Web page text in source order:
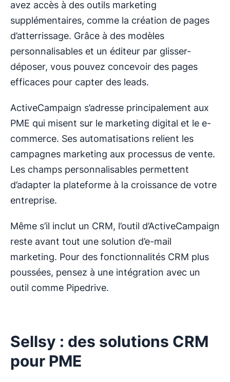
avez accès à des outils marketing
supplémentaires, comme la création de pages
d’atterrissage. Grâce à des modèles
personnalisables et un éditeur par glisser-
déposer, vous pouvez concevoir des pages
efficaces pour capter des leads.
ActiveCampaign s’adresse principalement aux
PME qui misent sur le marketing digital et le e-
commerce. Ses automatisations relient les
campagnes marketing aux processus de vente.
Les champs personnalisables permettent
d’adapter la plateforme à la croissance de votre
entreprise.
Même s’il inclut un CRM, l’outil d’ActiveCampaign
reste avant tout une solution d’e-mail
marketing. Pour des fonctionnalités CRM plus
poussées, pensez à une intégration avec un
outil comme Pipedrive.
Sellsy : des solutions CRM
pour PME